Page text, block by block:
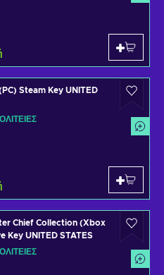
Steam Key UNITED
Chief Collection (Xbox
Key UNITED STATES